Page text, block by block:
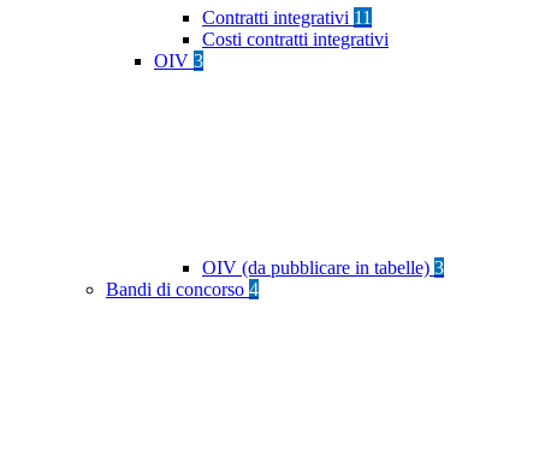
Contratti integrativi 11
Costi contratti integrativi
OIV 3
OIV (da pubblicare in tabelle) 3
Bandi di concorso 4